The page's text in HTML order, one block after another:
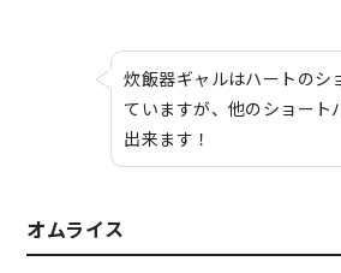
炊飯器ギャルはハートのシ
ていますが、他のショート
出来ます！
オムライス